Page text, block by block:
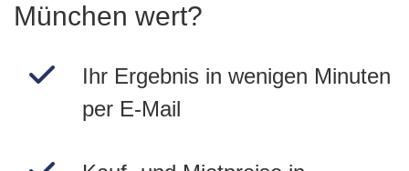
München wert?
Ihr Ergebnis in wenigen Minuten
per E-Mail